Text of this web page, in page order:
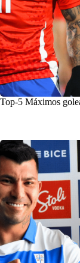
Top-5 Máximos